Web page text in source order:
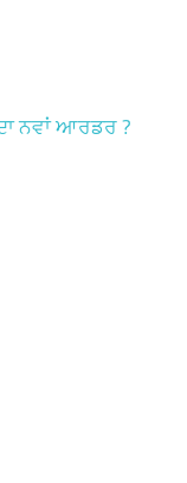
ਨਵਾਂ ਆਰਡਰ ?